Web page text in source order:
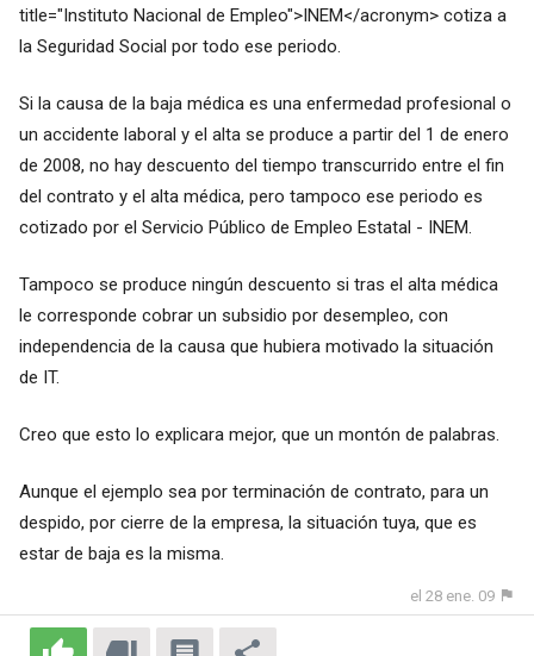
title="Instituto Nacional de Empleo">INEM</acronym> cotiza a
la Seguridad Social por todo ese periodo.
Si la causa de la baja médica es una enfermedad profesional o
un accidente laboral y el alta se produce a partir del 1 de enero
de 2008, no hay descuento del tiempo transcurrido entre el fin
del contrato y el alta médica, pero tampoco ese periodo es
cotizado por el Servicio Público de Empleo Estatal - INEM.
Tampoco se produce ningún descuento si tras el alta médica
le corresponde cobrar un subsidio por desempleo, con
independencia de la causa que hubiera motivado la situación
de IT.
Creo que esto lo explicara mejor, que un montón de palabras.
Aunque el ejemplo sea por terminación de contrato, para un
despido, por cierre de la empresa, la situación tuya, que es
estar de baja es la misma.
el 28 ene. 09